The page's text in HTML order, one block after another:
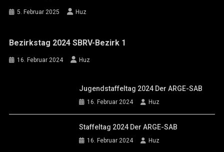
5. Februar 2025 Huz
Bezirkstag 2024 SBRV-Bezirk 1
16. Februar 2024 Huz
Jugendstaffeltag 2024 Der ARGE-SAB
16. Februar 2024 Huz
Staffeltag 2024 Der ARGE-SAB
16. Februar 2024 Huz